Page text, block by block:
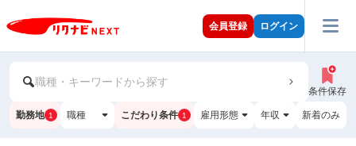
会員登録 ログイン
職種・キーワードから探す
条件保存
勤務地 1 職種 こだわり条件 1 雇用形態 年収 新着のみ